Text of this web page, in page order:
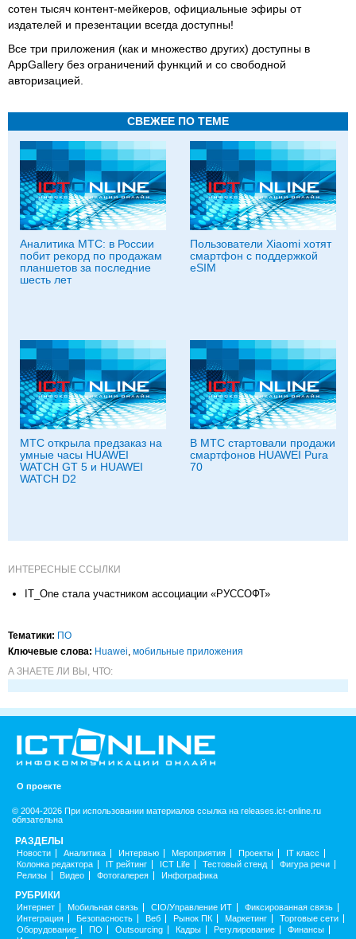
сотен тысяч контент-мейкеров, официальные эфиры от
издателей и презентации всегда доступны!
Все три приложения (как и множество других) доступны в
AppGallery без ограничений функций и со свободной
авторизацией.
СВЕЖЕЕ ПО ТЕМЕ
Аналитика МТС: в России
побит рекорд по продажам
планшетов за последние
шесть лет
Пользователи Xiaomi хотят
смартфон с поддержкой
eSIM
МТС открыла предзаказ на
умные часы HUAWEI
WATCH GT 5 и HUAWEI
WATCH D2
В МТС стартовали продажи
смартфонов HUAWEI Pura
70
ИНТЕРЕСНЫЕ ССЫЛКИ
IT_One стала участником ассоциации «РУССОФТ»
Тематики: ПО
Ключевые слова: Huawei, мобильные приложения
А ЗНАЕТЕ ЛИ ВЫ, ЧТО:
О проекте
© 2004-2026 При использовании материалов ссылка на releases.ict-online.ru
обязательна
РАЗДЕЛЫ
Новости Аналитика Интервью Мероприятия Проекты
IT класс
Колонка редактора
IT рейтинг ICT Life Тестовый стенд
Фигура речи
Релизы
Видео Фотогалерея Инфографика
РУБРИКИ
Интернет Мобильная связь CIO/Управление ИТ
Фиксированная связь
Интеграция
Безопасность Веб Рынок ПК Маркетинг
Торговые сети
Оборудование
ПО Outsourcing Кадры Регулирование
Финансы